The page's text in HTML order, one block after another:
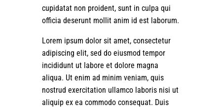
cupidatat non proident, sunt in culpa qui
officia deserunt mollit anim id est laborum.
Lorem ipsum dolor sit amet, consectetur
adipiscing elit, sed do eiusmod tempor
incididunt ut labore et dolore magna
aliqua. Ut enim ad minim veniam, quis
nostrud exercitation ullamco laboris nisi ut
aliquip ex ea commodo consequat. Duis